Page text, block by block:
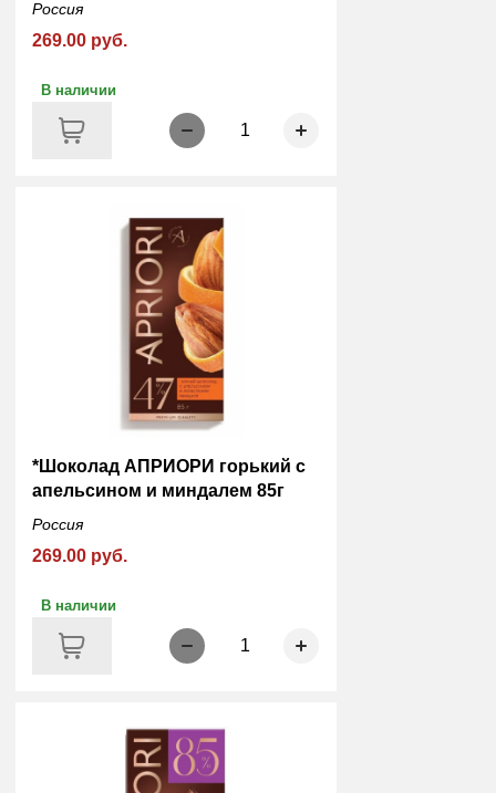
Россия
269.00 руб.
В наличии
1
*Шоколад АПРИОРИ горький с
апельсином и миндалем 85г
Россия
269.00 руб.
В наличии
1